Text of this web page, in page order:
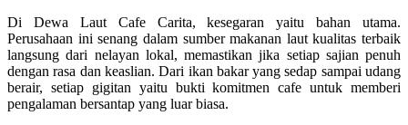
Di Dewa Laut Cafe Carita, kesegaran yaitu bahan utama.
Perusahaan ini senang dalam sumber makanan laut kualitas terbaik
langsung dari nelayan lokal, memastikan jika setiap sajian penuh
dengan rasa dan keaslian. Dari ikan bakar yang sedap sampai udang
berair, setiap gigitan yaitu bukti komitmen cafe untuk memberi
pengalaman bersantap yang luar biasa.